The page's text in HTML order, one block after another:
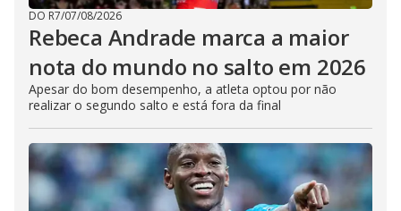
DO R7/07/08/2026
Rebeca Andrade marca a maior
nota do mundo no salto em 2026
Apesar do bom desempenho, a atleta optou por não
realizar o segundo salto e está fora da final